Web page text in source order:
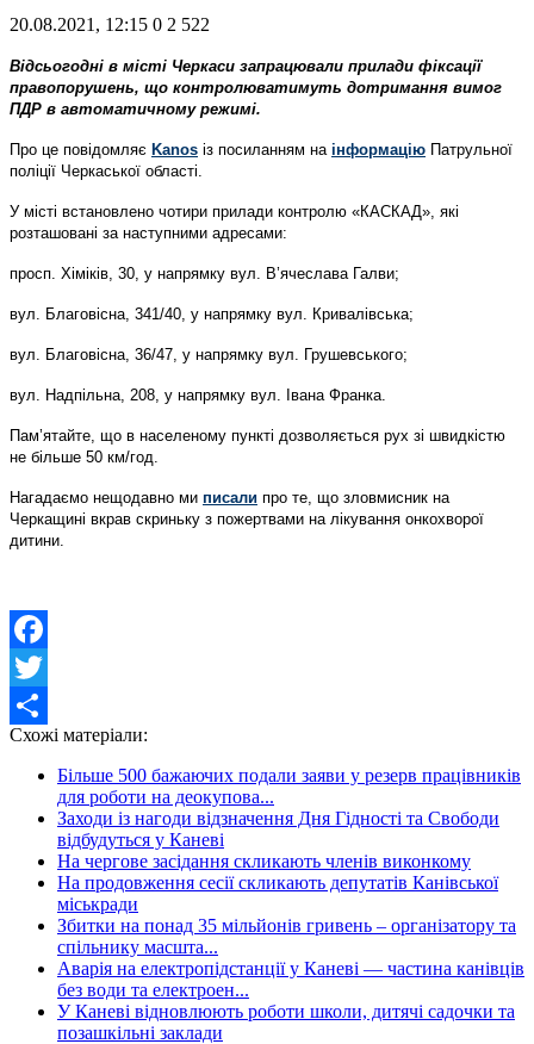
20.08.2021, 12:15 0 2 522
Відсьогодні в місті Черкаси запрацювали прилади фіксації
правопорушень, що контролюватимуть дотримання вимог
ПДР в автоматичному режимі.
Про це повідомляє Kanos із посиланням на інформацію Патрульної
поліції Черкаської області.
У місті встановлено чотири прилади контролю «КАСКАД», які
розташовані за наступними адресами:
просп. Хіміків, 30, у напрямку вул. В’ячеслава Галви;
вул. Благовісна, 341/40, у напрямку вул. Кривалівська;
вул. Благовісна, 36/47, у напрямку вул. Грушевського;
вул. Надпільна, 208, у напрямку вул. Івана Франка.
Пам’ятайте, що в населеному пункті дозволяється рух зі швидкістю
не більше 50 км/год.
Нагадаємо нещодавно ми писали про те, що зловмисник на
Черкащині вкрав скриньку з пожертвами на лікування онкохворої
дитини.
Facebook
Twitter
Share
Схожі матеріали:
Більше 500 бажаючих подали заяви у резерв працівників
для роботи на деокупова...
Заходи із нагоди відзначення Дня Гідності та Свободи
відбудуться у Каневі
На чергове засідання скликають членів виконкому
На продовження сесії скликають депутатів Канівської
міськради
Збитки на понад 35 мільйонів гривень – організатору та
спільнику масшта...
Аварія на електропідстанції у Каневі — частина канівців
без води та електроен...
У Каневі відновлюють роботи школи, дитячі садочки та
позашкільні заклади